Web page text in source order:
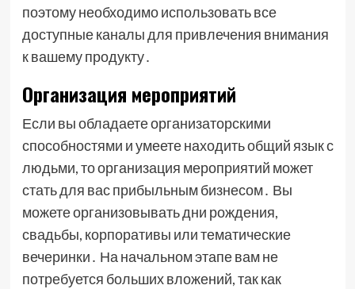
поэтому необходимо использовать все
доступные каналы для привлечения внимания
к вашему продукту․
Организация мероприятий
Если вы обладаете организаторскими
способностями и умеете находить общий язык с
людьми, то организация мероприятий может
стать для вас прибыльным бизнесом․ Вы
можете организовывать дни рождения,
свадьбы, корпоративы или тематические
вечеринки․ На начальном этапе вам не
потребуется больших вложений, так как